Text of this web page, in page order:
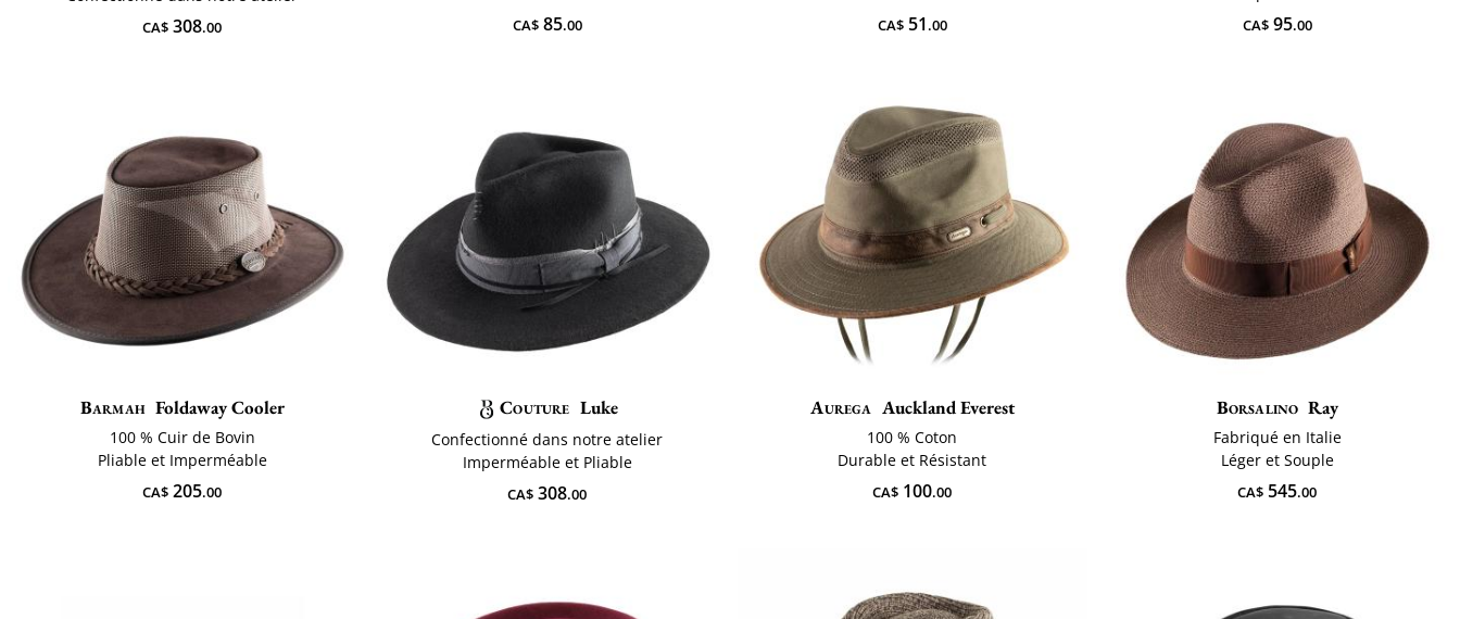
CA$ 308.00 CA$85.00 CA$51.00 CA$95.00
Barmah Foldaway Cooler
100 % Cuir de Bovin
Pliable et Imperméable
CA$ 205.00
Couture Luke
Confectionné dans notre atelier
Imperméable et Pliable
CA$ 308.00
Aurega Auckland Everest
100 % Coton
Durable et Résistant
CA$ 100.00
Borsalino Ray
Fabriqué en Italie
Léger et Souple
CA$ 545.00